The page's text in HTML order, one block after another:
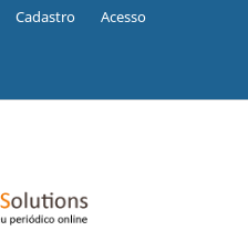
Cadastro Acesso